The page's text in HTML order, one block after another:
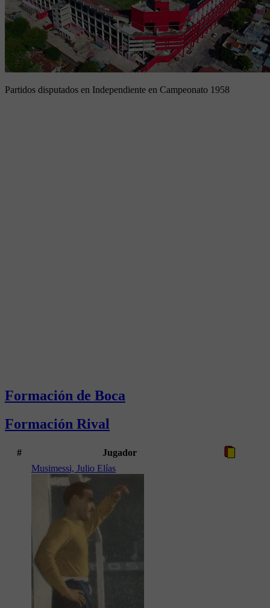
Partidos disputados en Independiente en Campeonato 1958
Formación de Boca
Formación Rival
#
Jugador
Musimessi, Julio Elías